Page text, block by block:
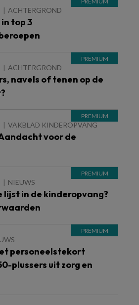
ACHTERGROND
top 3
ACHTERGROND
navels of tenen op de
VAKBLAD KINDEROPVANG
voor de
NIEUWS
in de kinderopvang?
personeelstekort
plussers uit zorg en